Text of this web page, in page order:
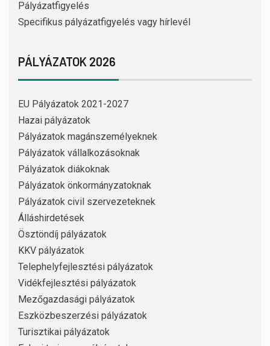
Pályázatfigyelés
Specifikus pályázatfigyelés vagy hírlevél
PÁLYÁZATOK 2026
EU Pályázatok 2021-2027
Hazai pályázatok
Pályázatok magánszemélyeknek
Pályázatok vállalkozásoknak
Pályázatok diákoknak
Pályázatok önkormányzatoknak
Pályázatok civil szervezeteknek
Álláshirdetések
Ösztöndíj pályázatok
KKV pályázatok
Telephelyfejlesztési pályázatok
Vidékfejlesztési pályázatok
Mezőgazdasági pályázatok
Eszközbeszerzési pályázatok
Turisztikai pályázatok